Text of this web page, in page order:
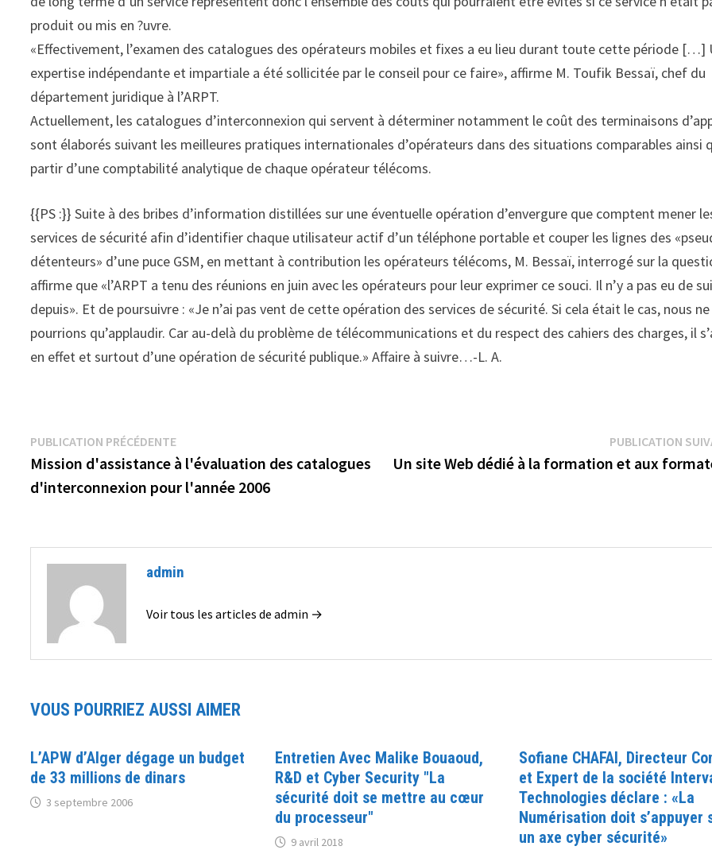
produit ou mis en ?uvre.
«Effectivement, l’examen des catalogues des opérateurs mobiles et fixes a eu lieu durant toute cette période […]
expertise indépendante et impartiale a été sollicitée par le conseil pour ce faire», affirme M. Toufik Bessaï, chef du
département juridique à l’ARPT.
Actuellement, les catalogues d’interconnexion qui servent à déterminer notamment le coût des terminaisons
sont élaborés suivant les meilleures pratiques internationales d’opérateurs dans des situations comparables ainsi
partir d’une comptabilité analytique de chaque opérateur télécoms.
{{PS :}} Suite à des bribes d’information distillées sur une éventuelle opération d’envergure que comptent mener
services de sécurité afin d’identifier chaque utilisateur actif d’un téléphone portable et couper les lignes des
détenteurs» d’une puce GSM, en mettant à contribution les opérateurs télécoms, M. Bessaï, interrogé sur la
affirme que «l’ARPT a tenu des réunions en juin avec les opérateurs pour leur exprimer ce souci. Il n’y a pas eu de
depuis». Et de poursuivre : «Je n’ai pas vent de cette opération des services de sécurité. Si cela était le cas, nous ne
pourrions qu’applaudir. Car au-delà du problème de télécommunications et du respect des cahiers des charges, il
en effet et surtout d’une opération de sécurité publique.» Affaire à suivre…-L. A.
Navigation
de
PUBLICATION PRÉCÉDENTEPublication
précédente :
Mission d'assistance à l'évaluation des catalogues
d'interconnexion pour l'année 2006
PUBLICATION
Un site Web dédié à la formation et aux
admin
Voir tous les articles de admin →
VOUS POURRIEZ AUSSI AIMER
L’APW d’Alger dégage un budget
de 33 millions de dinars
3 septembre 2006
Entretien Avec Malike Bouaoud,
R&D et Cyber Security "La
sécurité doit se mettre au cœur
du processeur"
9 avril 2018
Sofiane CHAFAI, Directeur
et Expert de la société
Technologies déclare : «La
Numérisation doit s’appuyer
un axe cyber sécurité»